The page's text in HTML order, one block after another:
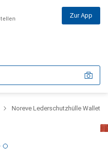
Zur App
Noreve Lederschutzhülle Wallet